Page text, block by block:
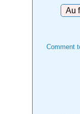
Comment